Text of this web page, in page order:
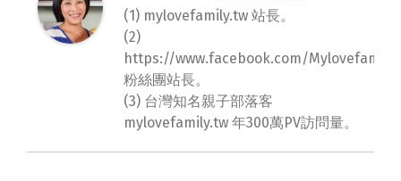
(1) mylovefamily.tw 站長。
(2)
https://www.facebook.com/
粉絲團站長。
(3) 台灣知名親子部落客
mylovefamily.tw 年300萬PV訪問量。